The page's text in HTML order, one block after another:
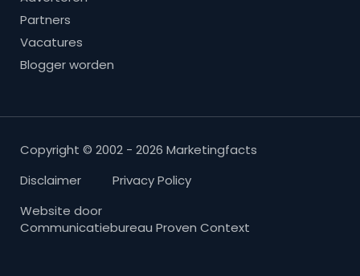
Partners
Vacatures
Blogger worden
Copyright © 2002 - 2026 Marketingfacts
Disclaimer
Privacy Policy
Website door
Communicatiebureau Proven Context